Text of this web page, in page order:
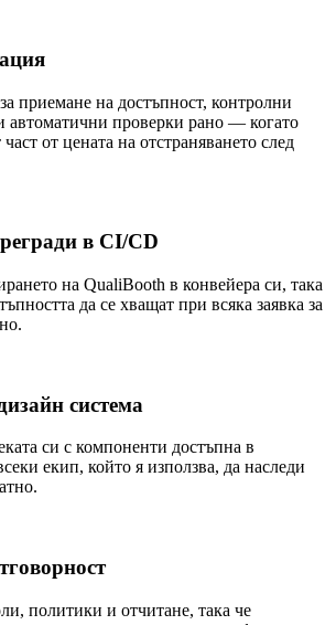
приемане на достъпност, контролни
автоматични проверки рано — когато
от цената на отстраняването след
в CI/CD
на QualiBooth в конвейера си, така
да се хващат при всяка заявка за
система
си с компоненти достъпна в
екип, който я използва, да наследи
политики и отчитане, така че